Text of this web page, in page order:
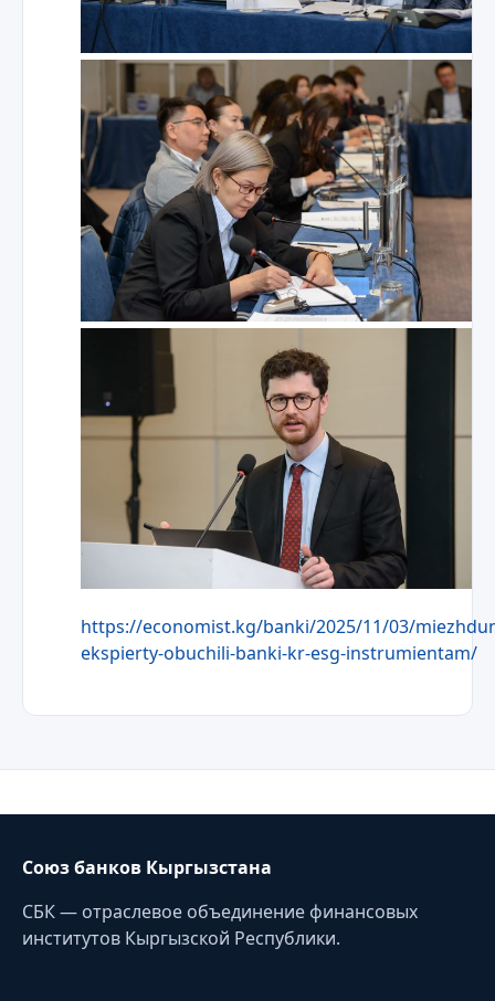
https://economist.kg/banki/2025/11/03/
ekspierty-obuchili-banki-kr-esg-instrumientam/
Союз банков Кыргызстана
СБК — отраслевое объединение финансовых
институтов Кыргызской Республики.